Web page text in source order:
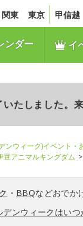
関東 東京 甲信越
ンダー イ
たしました。
ンウィーク)イベント・
豆アニマルキングダム
・ BBQなどおでか
ンウィークはい